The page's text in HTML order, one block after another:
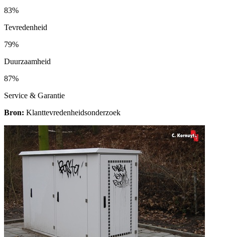
83%
Tevredenheid
79%
Duurzaamheid
87%
Service & Garantie
Bron: Klanttevredenheidsonderzoek